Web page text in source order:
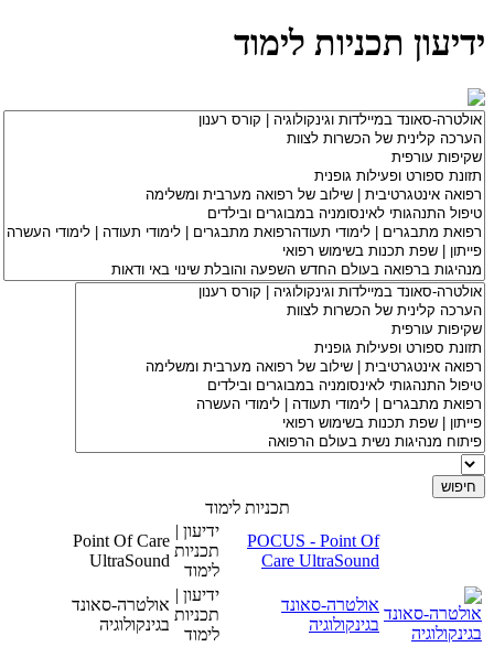
ידיעון תכניות לימוד
תכניות לימוד
POCUS - Point Of
Care UltraSound
ידיעון |
תכניות
לימוד
Point Of Care
UltraSound
אולטרה-סאונד
בגינקולוגיה
ידיעון |
תכניות
לימוד
אולטרה-סאונד
בגינקולוגיה